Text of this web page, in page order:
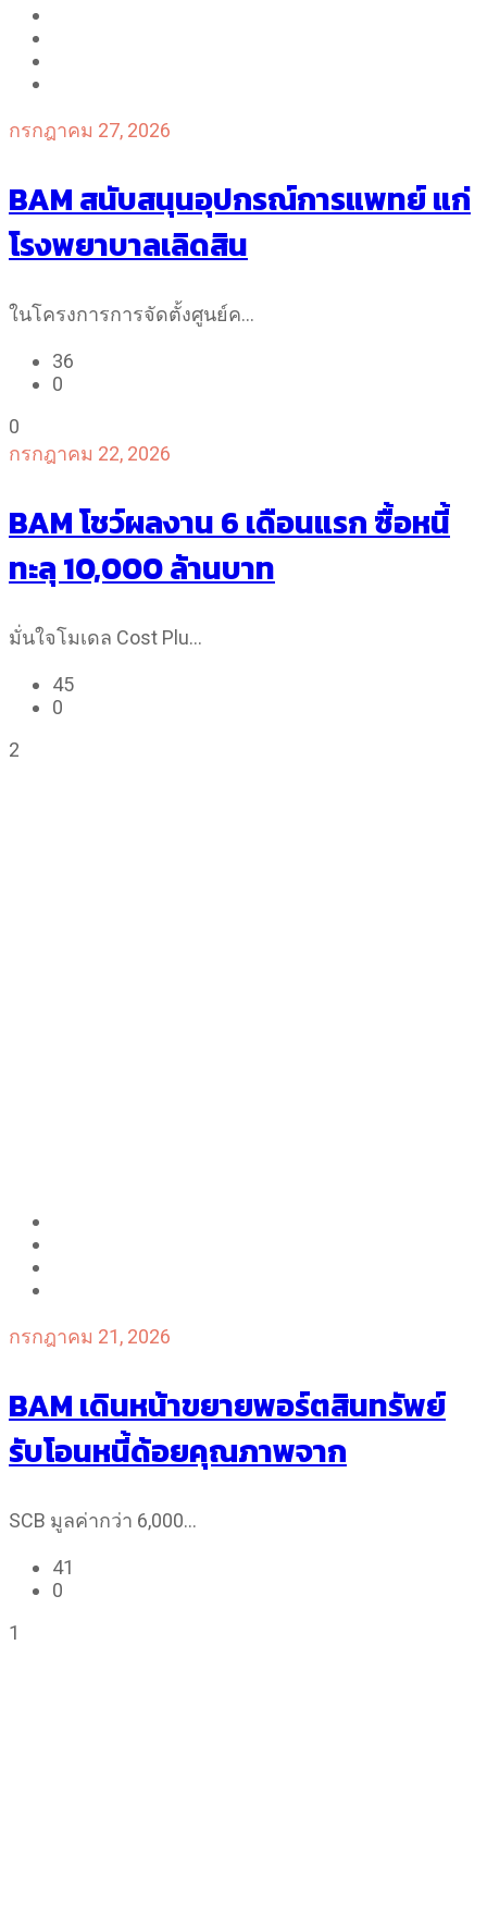
กรกฎาคม 27, 2026
BAM สนับสนุนอุปกรณ์การแพทย์ แก่
โรงพยาบาลเลิดสิน
ในโครงการการจัดตั้งศูนย์ค…
36
0
0
กรกฎาคม 22, 2026
BAM โชว์ผลงาน 6 เดือนแรก ซื้อหนี้
ทะลุ 10,000 ล้านบาท
มั่นใจโมเดล Cost Plu…
45
0
2
กรกฎาคม 21, 2026
BAM เดินหน้าขยายพอร์ตสินทรัพย์
รับโอนหนี้ด้อยคุณภาพจาก
SCB มูลค่ากว่า 6,000…
41
0
1